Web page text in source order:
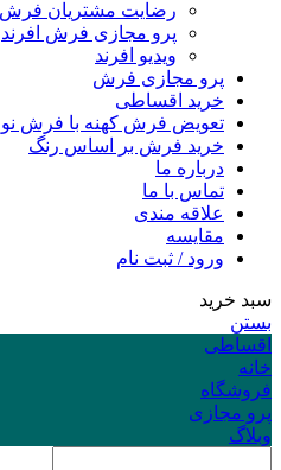
رضایت مشتریان فرش
پرو مجازی فرش افرند
ویدیو افرند
پرو مجازی فرش
خرید اقساطی
تعویض فرش کهنه با فرش نو
خرید فرش بر اساس رنگ
درباره ما
تماس با ما
علاقه مندی
مقایسه
ورود / ثبت نام
سبد خرید
بستن
اقساطی
خانه
فروشگاه
پرو مجازی
وبلاگ